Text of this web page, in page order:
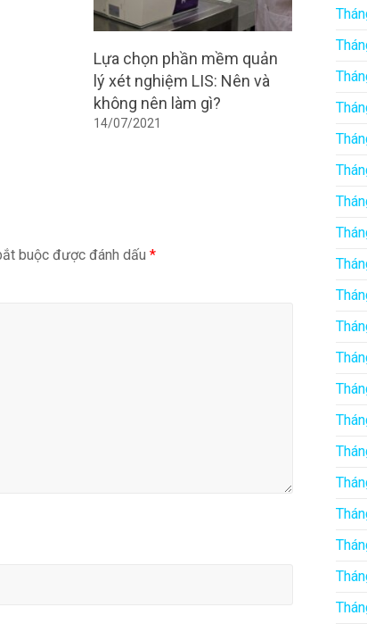
Lựa chọn phần mềm quản
lý xét nghiệm LIS: Nên và
không nên làm gì?
14/07/2021
buộc được đánh dấu *